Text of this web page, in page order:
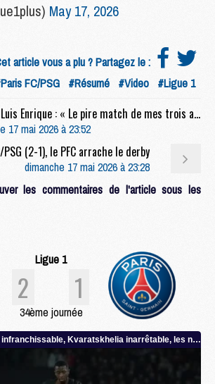
May 17, 2026
article vous a plu ? Partagez le :
FC/PSG #Résumé #Video #Ligue 1
Match : Luis Enrique : « Le pire match de mes trois années ici »
17 mai 2026 à 23:52
(2-1), le PFC arrache le derby
dimanche 17 mai 2026 à 23:28
les commentaires de l'article sous les
Ligue 1
2 1
34ème journée